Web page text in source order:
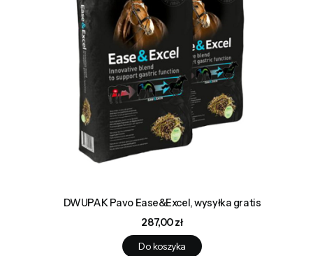
DWUPAK Pavo Ease&Excel, wysyłka gratis
Cena
287,00 zł
Do koszyka